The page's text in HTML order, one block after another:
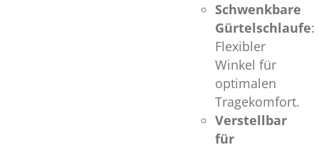
Schwenkbare
Gürtelschlaufe:
Flexibler
Winkel für
optimalen
Tragekomfort.
Verstellbar
für